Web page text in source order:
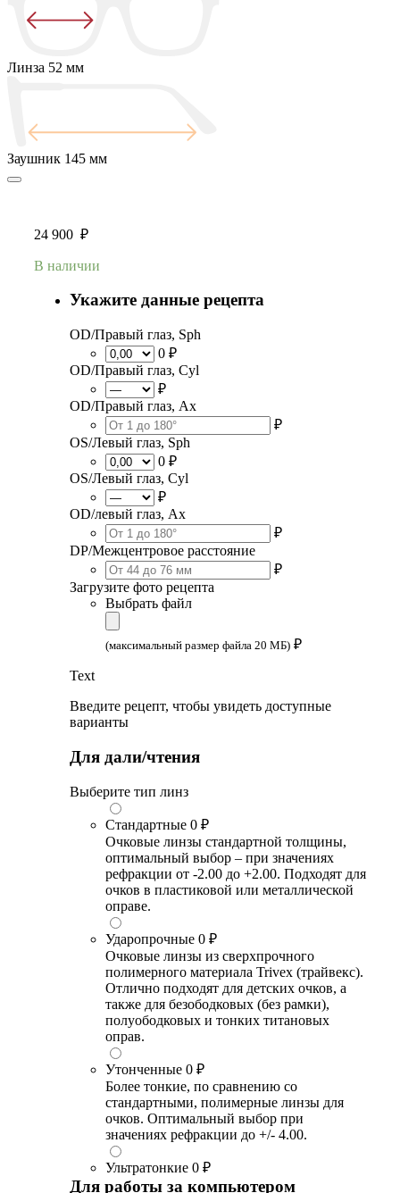
Линза 52 мм
Заушник 145 мм
24 900 ₽
В наличии
Укажите данные рецепта
OD/Правый глаз, Sph
0 ₽
OD/Правый глаз, Cyl
₽
OD/Правый глаз, Ax
₽
OS/Левый глаз, Sph
0 ₽
OS/Левый глаз, Cyl
₽
OD/левый глаз, Ax
₽
DP/Межцентровое расстояние
₽
Загрузите фото рецепта
Выбрать файл
(максимальный размер файла 20 МБ) ₽
Text
Введите рецепт, чтобы увидеть доступные
варианты
Для дали/чтения
Выберите тип линз
Стандартные 0 ₽
Очковые линзы стандартной толщины,
оптимальный выбор – при значениях
рефракции от -2.00 до +2.00. Подходят для
очков в пластиковой или металлической
оправе.
Ударопрочные 0 ₽
Очковые линзы из сверхпрочного
полимерного материала Trivex (трайвекс).
Отлично подходят для детских очков, а
также для безободковых (без рамки),
полуободковых и тонких титановых
оправ.
Утонченные 0 ₽
Более тонкие, по сравнению со
стандартными, полимерные линзы для
очков. Оптимальный выбор при
значениях рефракции до +/- 4.00.
Ультратонкие 0 ₽
Для работы за компьютером